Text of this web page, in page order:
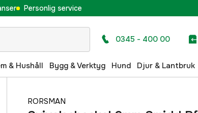
Personlig service
0345 - 400 00
& Hushåll Bygg & Verktyg Hund Djur & Lantbruk
RORSMAN